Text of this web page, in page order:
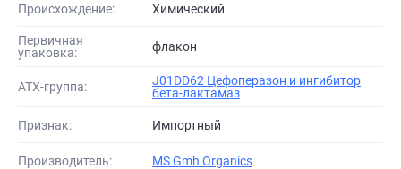
Происхождение: Химический
Первичная
упаковка:
флакон
АТХ-группа:
J01DD62 Цефоперазон и ингибитор
бета-лактамаз
Признак: Импортный
Производитель: MS Gmh Organics